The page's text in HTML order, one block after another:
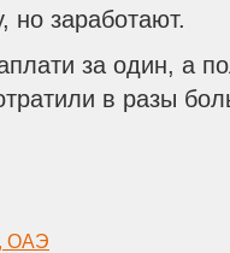
но заработают.
за один, а
в разы
ОАЭ